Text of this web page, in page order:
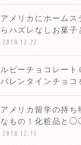
アメリカにホームス
らハズレなしお菓子
2018.12.22
ルビーチョコレー
バレンタインチョコ
アメリカ留学の持
なもの！化粧品と
2018.12.15